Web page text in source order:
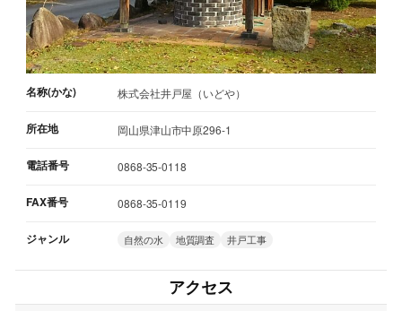
名称(かな) 株式会社井戸屋（いどや）
所在地 岡山県津山市中原296-1
電話番号 0868-35-0118
FAX番号 0868-35-0119
ジャンル 自然の水 地質調査 井戸工事
アクセス